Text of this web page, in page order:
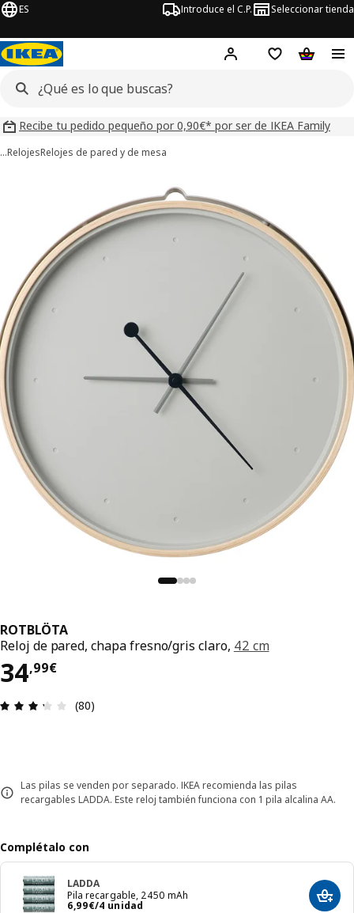
ES Introduce el C.P. Seleccionar tienda
Hej! Iniciar sesión
Lista de deseos
Carrito
Recibe tu pedido pequeño por 0,90€* por ser de IKEA Family
…RelojesRelojes de pared y de mesa
ROTBLÖTA
Reloj de pared, chapa fresno/gris claro, 42 cm
34,99€
El precio 34,99€
Reseña: 3.3 de 5 estrellas. Revisiones totales: 80
(80)
Las pilas se venden por separado. IKEA recomienda las pilas
recargables LADDA. Este reloj también funciona con 1 pila alcalina AA.
Complétalo con
LADDA
Pila recargable, 2450 mAh
6,99€/4 unidad
El precio 6,99€/4 unidad